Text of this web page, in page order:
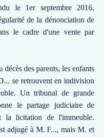
le 1er septembre 2016,
de la dénonciation de
le cadre d'une vente par
décès des parents, les enfants
se retrouvent en indivision
Un tribunal de grande
le partage judiciaire de
la licitation de l'immeuble.
adjugé à M. F..., mais M. et